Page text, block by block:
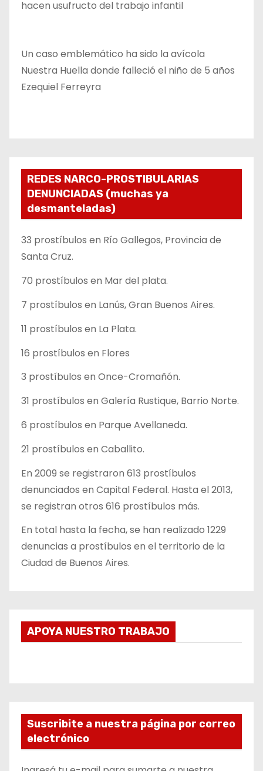
hacen usufructo del trabajo infantil
Un caso emblemático ha sido la avícola
Nuestra Huella donde falleció el niño de 5 años
Ezequiel Ferreyra
REDES NARCO-PROSTIBULARIAS
DENUNCIADAS (muchas ya
desmanteladas)
33 prostíbulos en Río Gallegos, Provincia de
Santa Cruz.
70 prostíbulos en Mar del plata.
7 prostíbulos en Lanús, Gran Buenos Aires.
11 prostíbulos en La Plata.
16 prostíbulos en Flores
3 prostíbulos en Once-Cromañón.
31 prostíbulos en Galería Rustique, Barrio Norte.
6 prostíbulos en Parque Avellaneda.
21 prostíbulos en Caballito.
En 2009 se registraron 613 prostíbulos
denunciados en Capital Federal. Hasta el 2013,
se registran otros 616 prostíbulos más.
En total hasta la fecha, se han realizado 1229
denuncias a prostíbulos en el territorio de la
Ciudad de Buenos Aires.
APOYA NUESTRO TRABAJO
Suscribite a nuestra página por correo
electrónico